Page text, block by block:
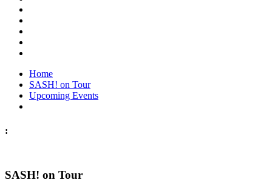
Home
SASH! on Tour
Upcoming Events
:
SASH! on Tour